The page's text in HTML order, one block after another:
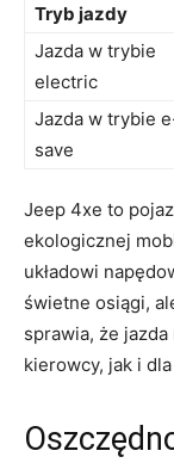
Tryb jazdy
Jazda w trybie​
electric
Jazda​ w ⁢trybie
save
Jeep 4xe to
ekologicznej
układowi
świetne osiągi,
⁢sprawia, że
‍kierowcy, jak i